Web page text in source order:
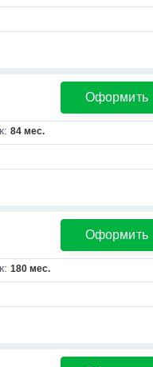
Оформить
84 мес.
Оформить
180 мес.